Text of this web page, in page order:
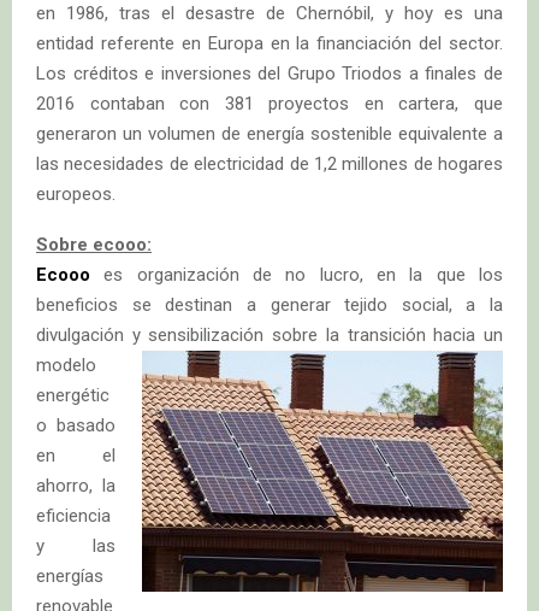
en 1986, tras el desastre de Chernóbil, y hoy es una
entidad referente en Europa en la financiación del sector.
Los créditos e inversiones del Grupo Triodos a finales de
2016 contaban con 381 proyectos en cartera, que
generaron un volumen de energía sostenible equivalente a
las necesidades de electricidad de 1,2 millones de hogares
europeos.
Sobre ecooo:
Ecooo
es organización de no lucro, en la que los
beneficios se destinan a generar tejido social, a la
divulgación y sensibilización sobre la transición hacia un
modelo
energétic
o basado
en el
ahorro, la
eficiencia
y las
energías
renovable